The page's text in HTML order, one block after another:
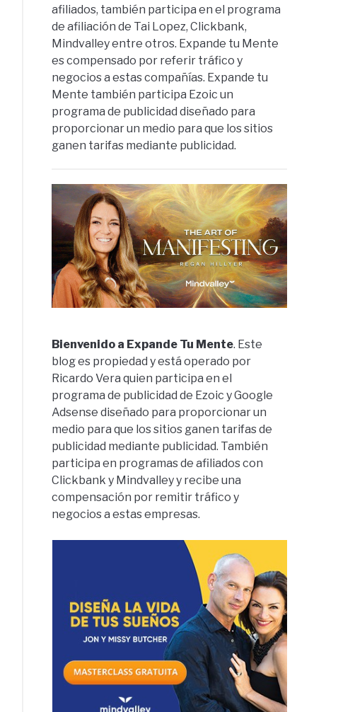
afiliados, también participa en el programa
de afiliación de Tai Lopez, Clickbank,
Mindvalley entre otros. Expande tu Mente
es compensado por referir tráfico y
negocios a estas compañías. Expande tu
Mente también participa Ezoic un
programa de publicidad diseñado para
proporcionar un medio para que los sitios
ganen tarifas mediante publicidad.
Bienvenido a Expande Tu Mente. Este
blog es propiedad y está operado por
Ricardo Vera quien participa en el
programa de publicidad de Ezoic y Google
Adsense diseñado para proporcionar un
medio para que los sitios ganen tarifas de
publicidad mediante publicidad. También
participa en programas de afiliados con
Clickbank y Mindvalley y recibe una
compensación por remitir tráfico y
negocios a estas empresas.